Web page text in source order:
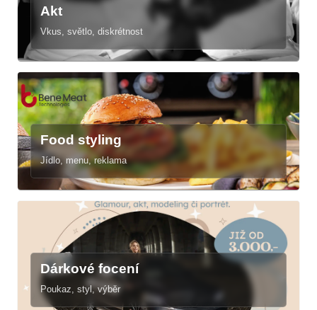
Akt
Vkus, světlo, diskrétnost
Food styling
Jídlo, menu, reklama
Dárkové focení
Poukaz, styl, výběr